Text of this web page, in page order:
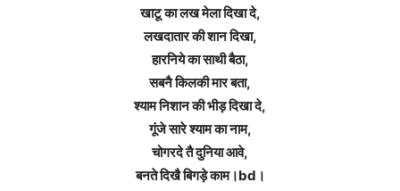
खाटू का लख मेला दिखा दे,
लखदातार की शान दिखा,
हारनिये का साथी बैठा,
सबनै किलकी मार बता,
श्याम निशान की भीड़ दिखा दे,
गूंजे सारे श्याम का नाम,
चोगरदे तै दुनिया आवे,
बनते दिखै बिगड़े काम।bd।